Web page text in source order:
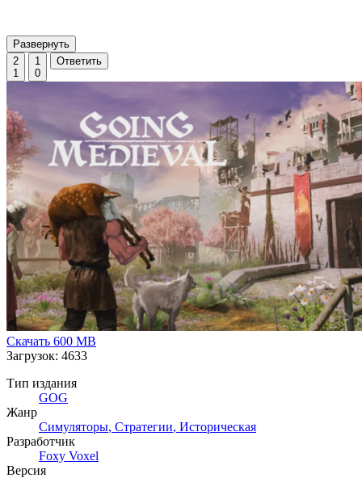
Развернуть
2
1
1
0
Ответить
Скачать 600 MB
Загрузок: 4633
Тип издания
GOG
Жанр
Симуляторы, Стратегии, Историческая
Разработчик
Foxy Voxel
Версия